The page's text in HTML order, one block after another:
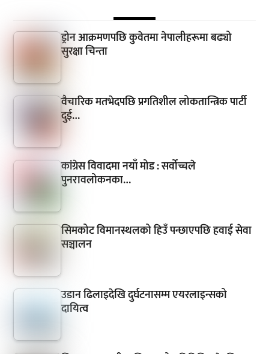
ड्रोन आक्रमणपछि कुवेतमा नेपालीहरूमा बढ्यो
सुरक्षा चिन्ता
वैचारिक मतभेदपछि प्रगतिशील लोकतान्त्रिक पार्टी
दुई…
कांग्रेस विवादमा नयाँ मोड : सर्वोच्चले
पुनरावलोकनका…
सिमकोट विमानस्थलको हिउँ पन्छाएपछि हवाई सेवा
सञ्चालन
उडान ढिलाइदेखि दुर्घटनासम्म एयरलाइन्सको
दायित्व